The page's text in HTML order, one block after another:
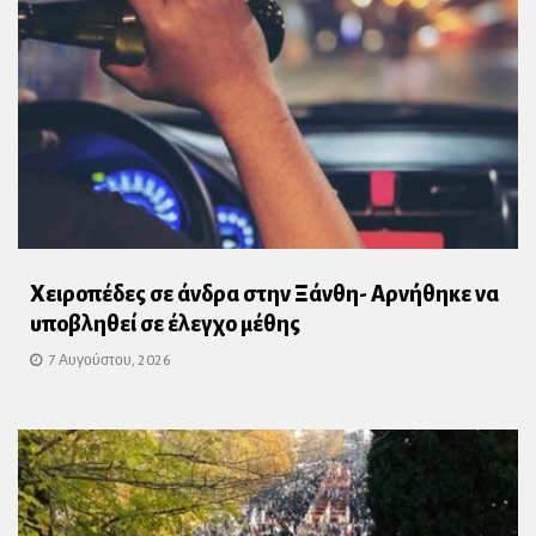
Χειροπέδες σε άνδρα στην Ξάνθη- Αρνήθηκε να
υποβληθεί σε έλεγχο μέθης
7 Αυγούστου, 2026